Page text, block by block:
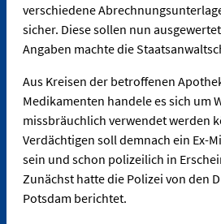
verschiedene
sicher. Diese sollen nun
Angaben machte die
Aus Kreisen der betroffenen
Medikamenten handele es sich um
missbräuchlich verwendet werden
Verdächtigen soll demnach ein Ex-
sein und schon polizeilich in
Zunächst hatte die Polizei von den
Potsdam berichtet.